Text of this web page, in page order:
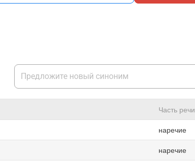
Часть речи
наречие
наречие